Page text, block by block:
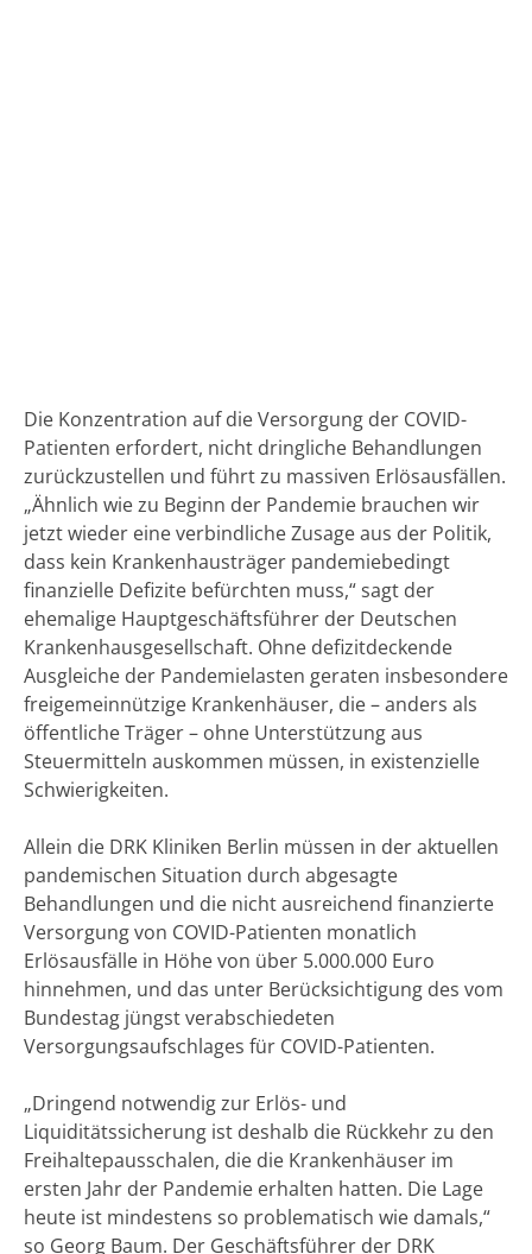
Die Konzentration auf die Versorgung der COVID-
Patienten erfordert, nicht dringliche Behandlungen
zurückzustellen und führt zu massiven Erlösausfällen.
„Ähnlich wie zu Beginn der Pandemie brauchen wir
jetzt wieder eine verbindliche Zusage aus der Politik,
dass kein Krankenhausträger pandemiebedingt
finanzielle Defizite befürchten muss,“ sagt der
ehemalige Hauptgeschäftsführer der Deutschen
Krankenhausgesellschaft. Ohne defizitdeckende
Ausgleiche der Pandemielasten geraten insbesondere
freigemeinnützige Krankenhäuser, die – anders als
öffentliche Träger – ohne Unterstützung aus
Steuermitteln auskommen müssen, in existenzielle
Schwierigkeiten.
Allein die DRK Kliniken Berlin müssen in der aktuellen
pandemischen Situation durch abgesagte
Behandlungen und die nicht ausreichend finanzierte
Versorgung von COVID-Patienten monatlich
Erlösausfälle in Höhe von über 5.000.000 Euro
hinnehmen, und das unter Berücksichtigung des vom
Bundestag jüngst verabschiedeten
Versorgungsaufschlages für COVID-Patienten.
„Dringend notwendig zur Erlös- und
Liquiditätssicherung ist deshalb die Rückkehr zu den
Freihaltepausschalen, die die Krankenhäuser im
ersten Jahr der Pandemie erhalten hatten. Die Lage
heute ist mindestens so problematisch wie damals,“
so Georg Baum. Der Geschäftsführer der DRK